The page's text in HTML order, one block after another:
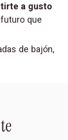
a gusto
que
de bajón,